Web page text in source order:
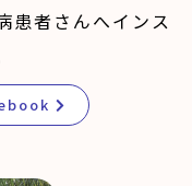
患者さんへインス